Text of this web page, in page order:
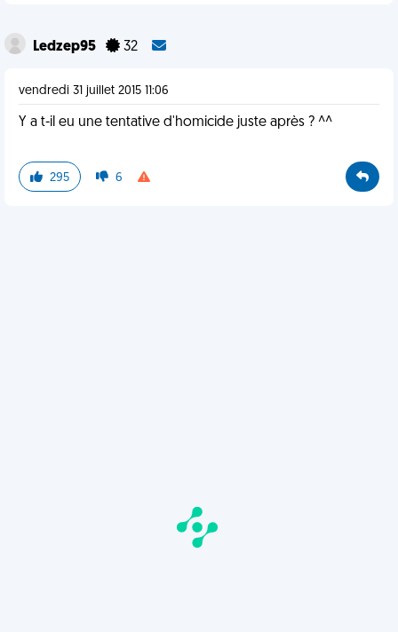
Ledzep95 32
vendredi 31 juillet 2015 11:06
Y a t-il eu une tentative d'homicide juste après ? ^^
295 6